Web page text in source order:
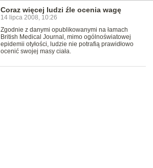
Coraz więcej ludzi źle ocenia wagę
14 lipca 2008, 10:26
Zgodnie z danymi opublikowanymi na łamach
British Medical Journal, mimo ogólnoświatowej
epidemii otyłości, ludzie nie potrafią prawidłowo
ocenić swojej masy ciała.